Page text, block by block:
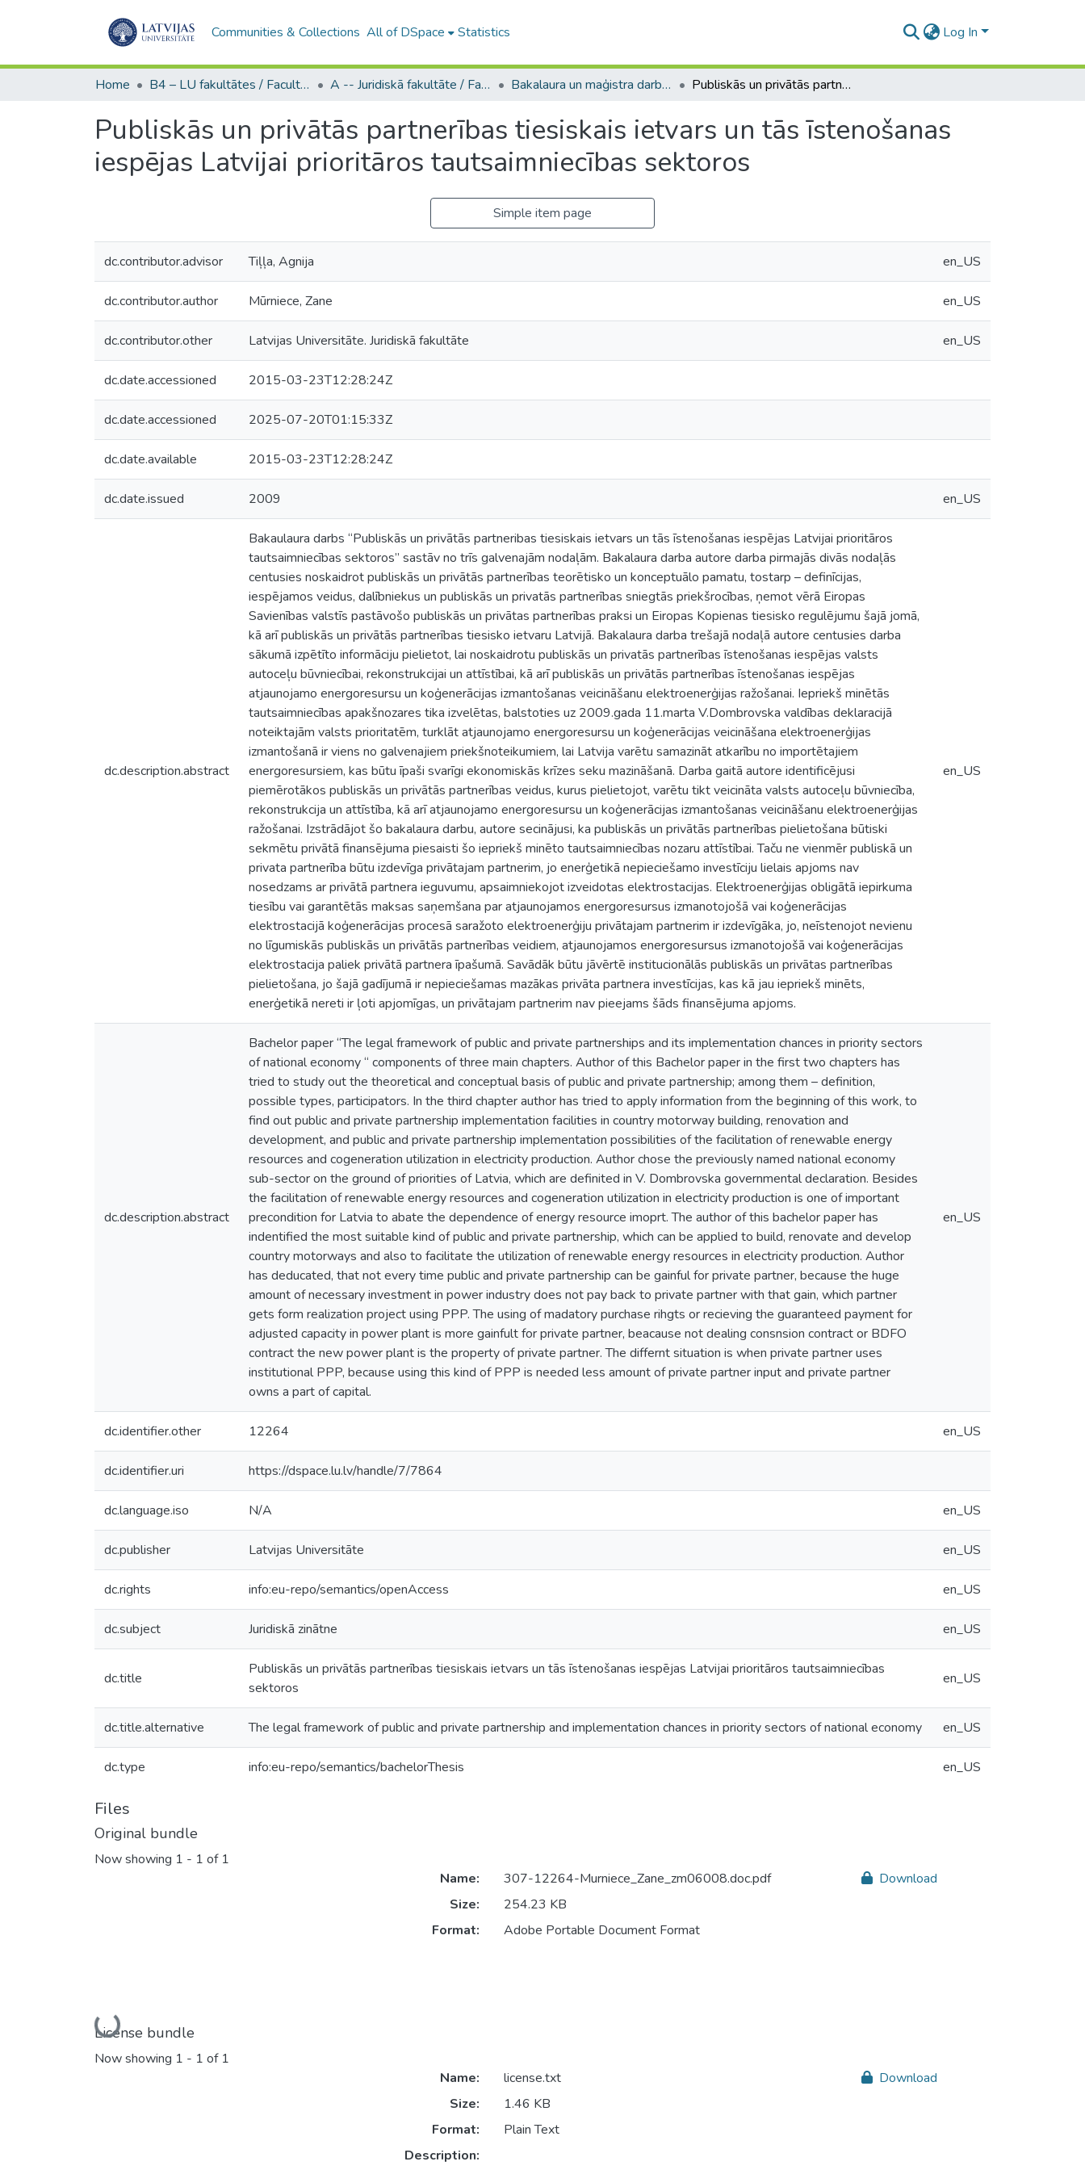
Communities & Collections All of DSpace Statistics Log In
Home B4 – LU fakultātes / Faculties of the UL A -- Juridiskā fakultāte / Faculty of Law Bakalaura un maģistra darbi (JF) / Bachelor's and Master's theses Publiskās un privātās partnerības tiesiskais ietvars un tās īstenošanas iespējas Latvijai prioritāros tautsaimniecības sektoros
Publiskās un privātās partnerības tiesiskais ietvars un tās īstenošanas
iespējas Latvijai prioritāros tautsaimniecības sektoros
Simple item page
dc.contributor.advisor Tiļļa, Agnija en_US
dc.contributor.author Mūrniece, Zane en_US
dc.contributor.other Latvijas Universitāte. Juridiskā fakultāte en_US
dc.date.accessioned 2015-03-23T12:28:24Z
dc.date.accessioned 2025-07-20T01:15:33Z
dc.date.available 2015-03-23T12:28:24Z
dc.date.issued 2009 en_US
dc.description.abstract
Bakaulaura darbs “Publiskās un privātās partneribas tiesiskais ietvars un tās īstenošanas iespējas Latvijai prioritāros
tautsaimniecības sektoros” sastāv no trīs galvenajām nodaļām. Bakalaura darba autore darba pirmajās divās nodaļās
centusies noskaidrot publiskās un privātās partnerības teorētisko un konceptuālo pamatu, tostarp – definīcijas,
iespējamos veidus, dalībniekus un publiskās un privatās partnerības sniegtās priekšrocības, ņemot vērā Eiropas
Savienības valstīs pastāvošo publiskās un privātas partnerības praksi un Eiropas Kopienas tiesisko regulējumu šajā jomā,
kā arī publiskās un privātās partnerības tiesisko ietvaru Latvijā. Bakalaura darba trešajā nodaļā autore centusies darba
sākumā izpētīto informāciju pielietot, lai noskaidrotu publiskās un privatās partnerības īstenošanas iespējas valsts
autoceļu būvniecībai, rekonstrukcijai un attīstībai, kā arī publiskās un privātās partnerības īstenošanas iespējas
atjaunojamo energoresursu un koģenerācijas izmantošanas veicināšanu elektroenerģijas ražošanai. Iepriekš minētās
tautsaimniecības apakšnozares tika izvelētas, balstoties uz 2009.gada 11.marta V.Dombrovska valdības deklaracijā
noteiktajām valsts prioritatēm, turklāt atjaunojamo energoresursu un koģenerācijas veicināšana elektroenerģijas
izmantošanā ir viens no galvenajiem priekšnoteikumiem, lai Latvija varētu samazināt atkarību no importētajiem
energoresursiem, kas būtu īpaši svarīgi ekonomiskās krīzes seku mazināšanā. Darba gaitā autore identificējusi
piemērotākos publiskās un privātās partnerības veidus, kurus pielietojot, varētu tikt veicināta valsts autoceļu būvniecība,
rekonstrukcija un attīstība, kā arī atjaunojamo energoresursu un koģenerācijas izmantošanas veicināšanu elektroenerģijas
ražošanai. Izstrādājot šo bakalaura darbu, autore secinājusi, ka publiskās un privātās partnerības pielietošana būtiski
sekmētu privātā finansējuma piesaisti šo iepriekš minēto tautsaimniecības nozaru attīstībai. Taču ne vienmēr publiskā un
privata partnerība būtu izdevīga privātajam partnerim, jo enerģetikā nepieciešamo investīciju lielais apjoms nav
nosedzams ar privātā partnera ieguvumu, apsaimniekojot izveidotas elektrostacijas. Elektroenerģijas obligātā iepirkuma
tiesību vai garantētās maksas saņemšana par atjaunojamos energoresursus izmanotojošā vai koģenerācijas
elektrostacijā koģenerācijas procesā saražoto elektroenerģiju privātajam partnerim ir izdevīgāka, jo, neīstenojot nevienu
no līgumiskās publiskās un privātās partnerības veidiem, atjaunojamos energoresursus izmanotojošā vai koģenerācijas
elektrostacija paliek privātā partnera īpašumā. Savādāk būtu jāvērtē institucionālās publiskās un privātas partnerības
pielietošana, jo šajā gadījumā ir nepieciešamas mazākas privāta partnera investīcijas, kas kā jau iepriekš minēts,
enerģetikā nereti ir ļoti apjomīgas, un privātajam partnerim nav pieejams šāds finansējuma apjoms.
en_US
dc.description.abstract
Bachelor paper “The legal framework of public and private partnerships and its implementation chances in priority sectors
of national economy “ components of three main chapters. Author of this Bachelor paper in the first two chapters has
tried to study out the theoretical and conceptual basis of public and private partnership; among them – definition,
possible types, participators. In the third chapter author has tried to apply information from the beginning of this work, to
find out public and private partnership implementation facilities in country motorway building, renovation and
development, and public and private partnership implementation possibilities of the facilitation of renewable energy
resources and cogeneration utilization in electricity production. Author chose the previously named national economy
sub-sector on the ground of priorities of Latvia, which are definited in V. Dombrovska governmental declaration. Besides
the facilitation of renewable energy resources and cogeneration utilization in electricity production is one of important
precondition for Latvia to abate the dependence of energy resource imoprt. The author of this bachelor paper has
indentified the most suitable kind of public and private partnership, which can be applied to build, renovate and develop
country motorways and also to facilitate the utilization of renewable energy resources in electricity production. Author
has deducated, that not every time public and private partnership can be gainful for private partner, because the huge
amount of necessary investment in power industry does not pay back to private partner with that gain, which partner
gets form realization project using PPP. The using of madatory purchase rihgts or recieving the guaranteed payment for
adjusted capacity in power plant is more gainfult for private partner, beacause not dealing consnsion contract or BDFO
contract the new power plant is the property of private partner. The differnt situation is when private partner uses
institutional PPP, because using this kind of PPP is needed less amount of private partner input and private partner
owns a part of capital.
en_US
dc.identifier.other 12264 en_US
dc.identifier.uri https://dspace.lu.lv/handle/7/7864
dc.language.iso N/A en_US
dc.publisher Latvijas Universitāte en_US
dc.rights info:eu-repo/semantics/openAccess en_US
dc.subject Juridiskā zinātne en_US
dc.title
Publiskās un privātās partnerības tiesiskais ietvars un tās īstenošanas iespējas Latvijai prioritāros tautsaimniecības
sektoros
en_US
dc.title.alternative The legal framework of public and private partnership and implementation chances in priority sectors of national economy en_US
dc.type info:eu-repo/semantics/bachelorThesis en_US
Files
Original bundle
Now showing 1 - 1 of 1
Loading...
Name:
307-12264-Murniece_Zane_zm06008.doc.pdf
Size:
254.23 KB
Format:
Adobe Portable Document Format
Download
License bundle
Now showing 1 - 1 of 1
Name:
license.txt
Size:
1.46 KB
Format:
Plain Text
Description:
Download